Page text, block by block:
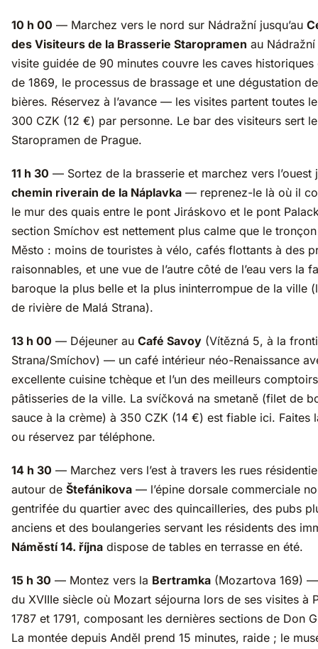
10 h 00 — Marchez vers le nord sur Nádražní jusqu’au
des Visiteurs de la Brasserie Staropramen au
visite guidée de 90 minutes couvre les caves historiques
de 1869, le processus de brassage et une dégustation
bières. Réservez à l’avance — les visites partent toutes
300 CZK (12 €) par personne. Le bar des visiteurs sert
Staropramen de Prague.
11 h 30 — Sortez de la brasserie et marchez vers l’ouest
chemin riverain de la Náplavka — reprenez-le là où il
le mur des quais entre le pont Jiráskovo et le pont
section Smíchov est nettement plus calme que le
Město : moins de touristes à vélo, cafés flottants à des
raisonnables, et une vue de l’autre côté de l’eau vers la
baroque la plus belle et la plus ininterrompue de la ville
de rivière de Malá Strana).
13 h 00 — Déjeuner au Café Savoy (Vítězná 5, à la
Strana/Smíchov) — un café intérieur néo-Renaissance
excellente cuisine tchèque et l’un des meilleurs
pâtisseries de la ville. La svíčková na smetaně (filet de
sauce à la crème) à 350 CZK (14 €) est fiable ici. Faites
ou réservez par téléphone.
14 h 30 — Marchez vers l’est à travers les rues
autour de Štefánikova — l’épine dorsale commerciale
gentrifée du quartier avec des quincailleries, des pubs
anciens et des boulangeries servant les résidents des
Náměstí 14. října dispose de tables en terrasse en été.
15 h 30 — Montez vers la Bertramka (Mozartova 169)
du XVIIIe siècle où Mozart séjourna lors de ses visites à
1787 et 1791, composant les dernières sections de Don
La montée depuis Anděl prend 15 minutes, raide ; le